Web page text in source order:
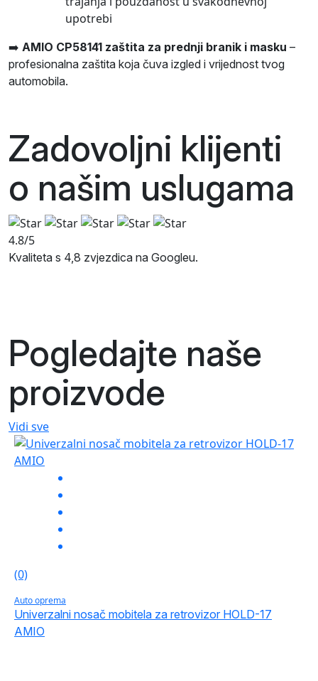
upotrebi
➡️ AMIO CP58141 zaštita za prednji branik i masku –
profesionalna zaštita koja čuva izgled i vrijednost tvog
automobila.
Zadovoljni klijenti
o našim uslugama
4.8/5
Kvaliteta s 4,8 zvjezdica na Googleu.
Pogledajte naše
proizvode
Vidi sve
(0)
Auto oprema
Univerzalni nosač mobitela za retrovizor HOLD-17
AMIO